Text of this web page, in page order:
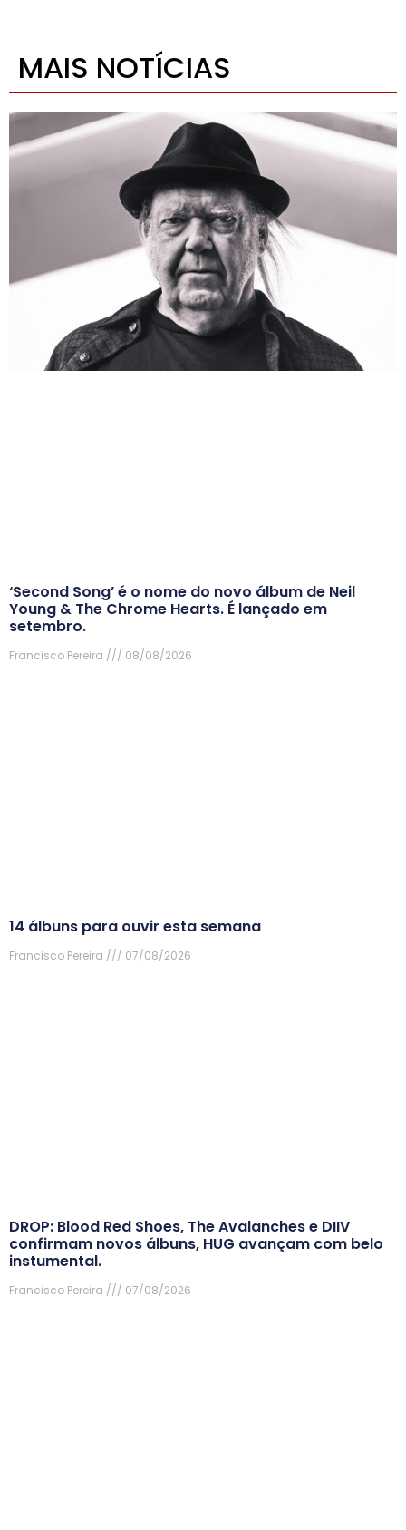
MAIS NOTÍCIAS
‘Second Song’ é o nome do novo álbum de Neil
Young & The Chrome Hearts. É lançado em
setembro.
Francisco Pereira 08/08/2026
14 álbuns para ouvir esta semana
Francisco Pereira 07/08/2026
DROP: Blood Red Shoes, The Avalanches e DIIV
confirmam novos álbuns, HUG avançam com belo
instumental.
Francisco Pereira 07/08/2026